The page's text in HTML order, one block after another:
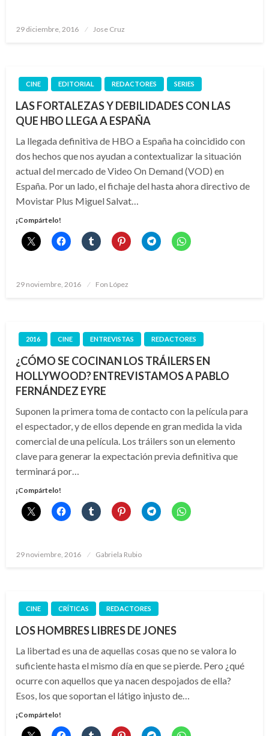
Publicado
29 diciembre, 2016 Jose Cruz
CINE EDITORIAL REDACTORES SERIES
LAS FORTALEZAS Y DEBILIDADES CON LAS
QUE HBO LLEGA A ESPAÑA
La llegada definitiva de HBO a España ha coincidido con
dos hechos que nos ayudan a contextualizar la situación
actual del mercado de Video On Demand (VOD) en
España. Por un lado, el fichaje del hasta ahora directivo de
Movistar Plus Miguel Salvat…
¡Compártelo!
Publicado
29 noviembre, 2016 Fon López
2016 CINE ENTREVISTAS REDACTORES
¿CÓMO SE COCINAN LOS TRÁILERS EN
HOLLYWOOD? ENTREVISTAMOS A PABLO
FERNÁNDEZ EYRE
Suponen la primera toma de contacto con la película para
el espectador, y de ellos depende en gran medida la vida
comercial de una película. Los tráilers son un elemento
clave para generar la expectación previa definitiva que
terminará por…
¡Compártelo!
Publicado
29 noviembre, 2016 Gabriela Rubio
CINE CRÍTICAS REDACTORES
LOS HOMBRES LIBRES DE JONES
La libertad es una de aquellas cosas que no se valora lo
suficiente hasta el mismo día en que se pierde. Pero ¿qué
ocurre con aquellos que ya nacen despojados de ella?
Esos, los que soportan el látigo injusto de…
¡Compártelo!